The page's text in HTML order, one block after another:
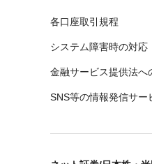
各口座取引規程
システム障害時の対応
金融サービス提供法へ
SNS等の情報発信サー